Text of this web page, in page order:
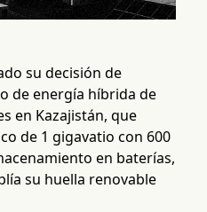
su decisión de
de energía híbrida de
en Kazajistán, que
de 1 gigavatio con 600
en baterías,
su huella renovable